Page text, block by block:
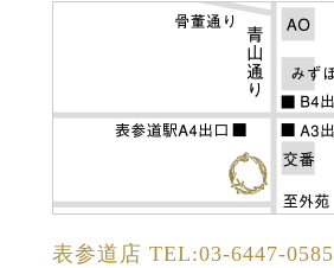
表参道店 TEL:03-6447-0585